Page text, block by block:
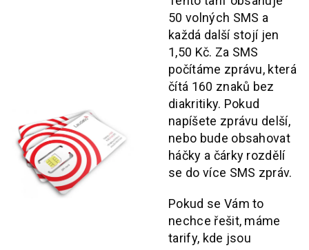
50 volných SMS a
každá další stojí jen
1,50 Kč. Za SMS
počítáme zprávu, která
čítá 160 znaků bez
diakritiky. Pokud
napíšete zprávu delší,
nebo bude obsahovat
háčky a čárky rozdělí
se do více SMS zpráv.
Pokud se Vám to
nechce řešit, máme
tarify, kde jsou